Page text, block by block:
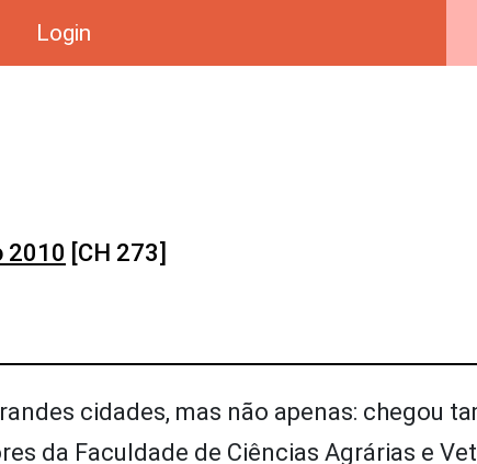
Login
2010 [CH 273]
cidades, mas não apenas: chegou
da Faculdade de Ciências Agrárias e